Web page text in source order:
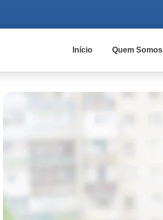
Início Quem Somos